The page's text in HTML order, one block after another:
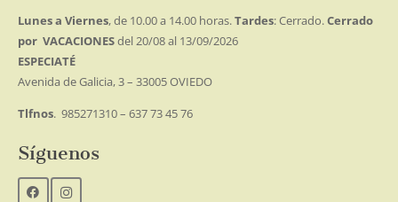
Lunes a Viernes, de 10.00 a 14.00 horas.Tardes: Cerrado.Cerrado
por VACACIONESdel 20/08 al 13/09/2026
ESPECIATÉ
Avenida de Galicia, 3 – 33005 OVIEDO
Tlfnos. 985271310 – 637 73 45 76
Síguenos